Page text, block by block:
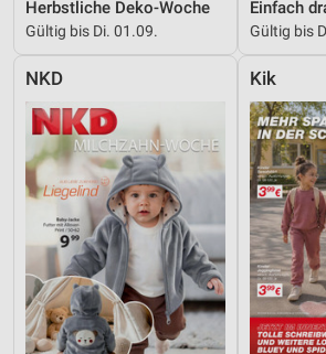
Herbstliche Deko-Woche
Gültig bis Di. 01.09.
Einfach
Gültig bis
NKD Kik
Geräte anhand von aktiv angeforderten
Informationen identifizieren
Nicht-IAB-Verarbeitungszwecke:
Notwendig
Performance
Funktional
Werbung